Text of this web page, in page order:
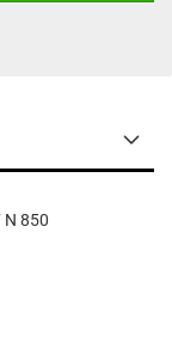
N 850